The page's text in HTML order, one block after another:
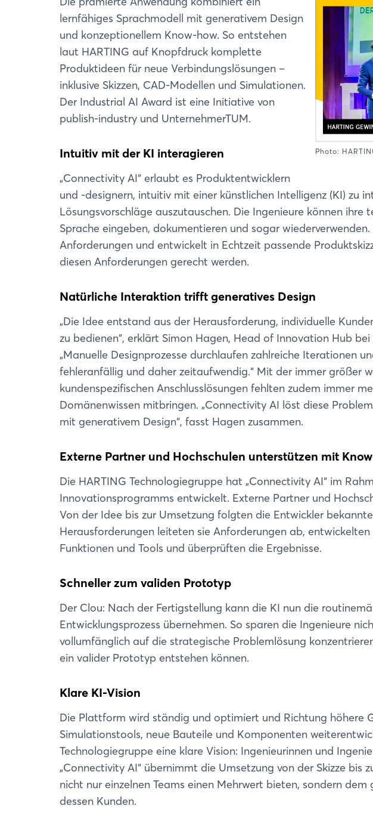
Photo:
lernfähiges Sprachmodell mit generativem Design
und konzeptionellem Know-how. So entstehen
laut HARTING auf Knopfdruck komplette
Produktideen für neue Verbindungslösungen –
inklusive Skizzen, CAD-Modellen und Simulationen.
Der Industrial AI Award ist eine Initiative von
publish-industry und UnternehmerTUM.
Intuitiv mit der KI interagieren
„Connectivity AI“ erlaubt es Produktentwicklern
und -designern, intuitiv mit einer künstlichen Intelligenz (KI) zu
Lösungsvorschläge auszutauschen. Die Ingenieure können
Sprache eingeben, dokumentieren und sogar
Anforderungen und entwickelt in Echtzeit passende
diesen Anforderungen gerecht werden.
Natürliche Interaktion trifft generatives Design
„Die Idee entstand aus der Herausforderung, individuelle
zu bedienen“, erklärt Simon Hagen, Head of Innovation Hub
„Manuelle Designprozesse durchlaufen zahlreiche Iterationen
fehleranfällig und daher zeitaufwendig.“ Mit der immer größer
kundenspezifischen Anschlusslösungen fehlten zudem immer
Domänenwissen mitbringen. „Connectivity AI löst diese
mit generativem Design“, fasst Hagen zusammen.
Externe Partner und Hochschulen unterstützen mit
Die HARTING Technologiegruppe hat „Connectivity AI“ im
Innovationsprogramms entwickelt. Externe Partner und
Von der Idee bis zur Umsetzung folgten die Entwickler
Herausforderungen leiteten sie Anforderungen ab,
Funktionen und Tools und überprüften die Ergebnisse.
Schneller zum validen Prototyp
Der Clou: Nach der Fertigstellung kann die KI nun die
Entwicklungsprozess übernehmen. So sparen die Ingenieure
vollumfänglich auf die strategische Problemlösung
ein valider Prototyp entstehen können.
Klare KI-Vision
Die Plattform wird ständig und optimiert und Richtung höhere
Simulationstools, neue Bauteile und Komponenten
Technologiegruppe eine klare Vision: Ingenieurinnen und
„Connectivity AI“ übernimmt die Umsetzung von der Skizze bis
nicht nur einzelnen Teams einen Mehrwert bieten, sondern
dessen Kunden.
Login